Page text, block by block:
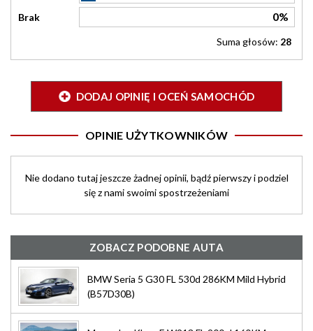
Brak 0%
Suma głosów: 28
DODAJ OPINIĘ I OCEŃ SAMOCHÓD
OPINIE UŻYTKOWNIKÓW
Nie dodano tutaj jeszcze żadnej opinii, bądź pierwszy i podziel
się z nami swoimi spostrzeżeniami
ZOBACZ PODOBNE AUTA
BMW Seria 5 G30 FL 530d 286KM Mild Hybrid
(B57D30B)